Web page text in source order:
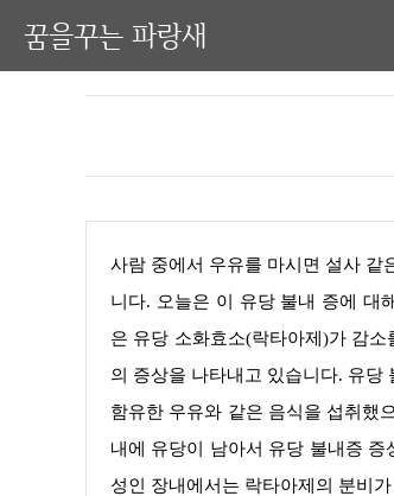
꿈을꾸는 파랑새
사람 중에서 우유를 마시면 설사 같은 것을 하시는 분들이 있습니다. 여러 가지 이유가 있겠지만 유당불내증 떄문일수도 있습
니다. 오늘은 이 유당 불내 증에 대
은 유당 소화효소(락타아제)가 감
의 증상을 나타내고 있습니다. 유당
함유한 우유와 같은 음식을 섭취했
내에 유당이 남아서 유당 불내증
성인 장내에서는 락타아제의 분비